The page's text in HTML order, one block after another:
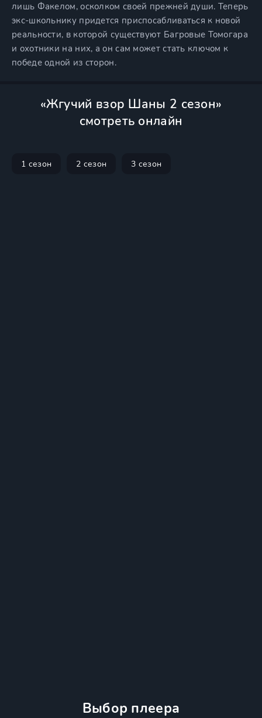
лишь Факелом, осколком своей прежней души. Теперь
экс-школьнику придется приспосабливаться к новой
реальности, в которой существуют Багровые Томогара
и охотники на них, а он сам может стать ключом к
победе одной из сторон.
«Жгучий взор Шаны 2 сезон»
смотреть онлайн
1 сезон 2 сезон 3 сезон
Выбор плеера